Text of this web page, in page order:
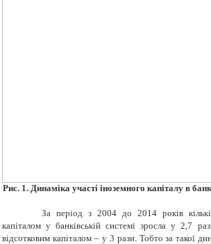
Рис. 1. Динаміка участі іноземного капіталу в
За період з 2004 до 2014 років
капіталом у банківській системі зросла у 2,7
відсотковим капіталом – у 3 рази. Тобто за такої